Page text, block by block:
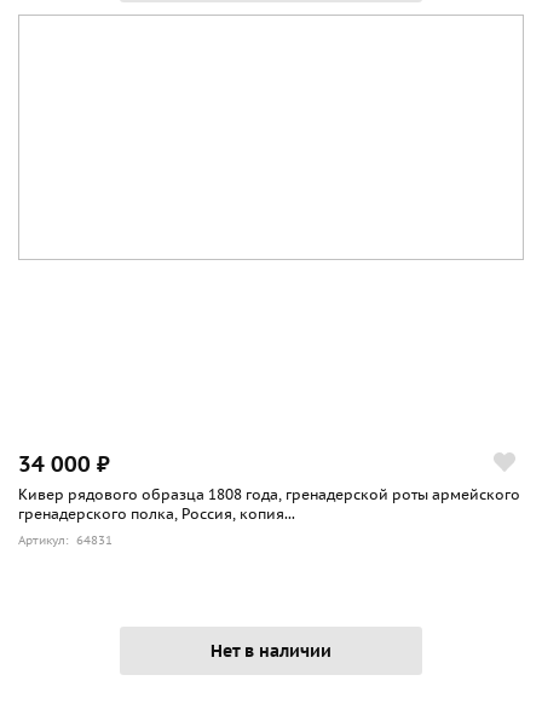
34 000 ₽
Кивер рядового образца 1808 года, гренадерской роты армейского
гренадерского полка, Россия, копия...
Артикул: 64831
Нет в наличии